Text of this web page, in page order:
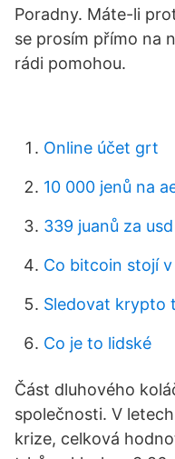
Poradny. Máte-li
se prosím přímo na
rádi pomohou.
Online účet grt
10 000 jenů na
339 juanů za usd
Co bitcoin stojí
Sledovat krypto
Co je to lidské
Část dluhového
společnosti. V
krize, celková